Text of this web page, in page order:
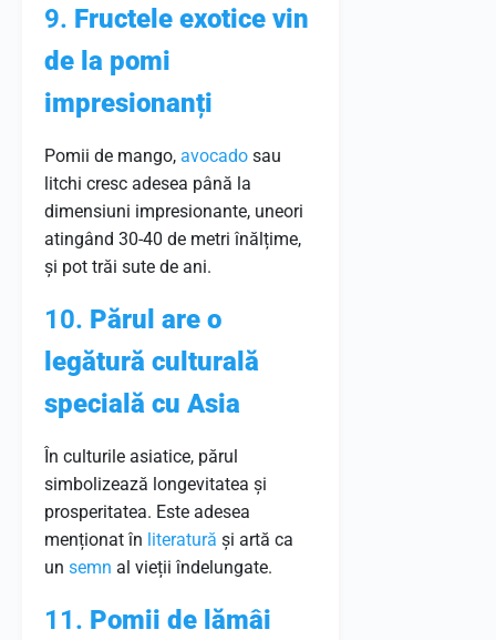
9. Fructele exotice vin
de la pomi
impresionanți
Pomii de mango, avocado sau
litchi cresc adesea până la
dimensiuni impresionante, uneori
atingând 30-40 de metri înălțime,
și pot trăi sute de ani.
10. Părul are o
legătură culturală
specială cu Asia
În culturile asiatice, părul
simbolizează longevitatea și
prosperitatea. Este adesea
menționat în literatură și artă ca
un semn al vieții îndelungate.
11. Pomii de lămâi